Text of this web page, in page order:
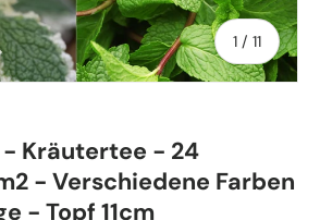
1 / von
11
Kräutertee - 24
- Verschiedene Farben
- Topf 11cm